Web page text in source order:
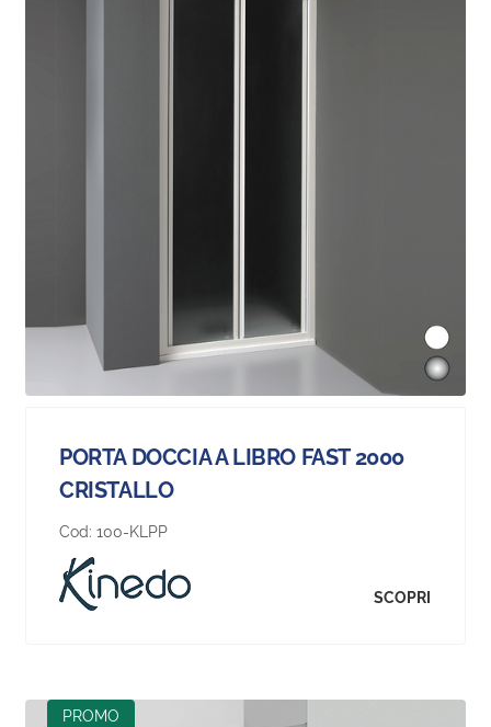
PORTA DOCCIA A LIBRO FAST 2000
CRISTALLO
Cod: 100-KLPP
SCOPRI
PROMO